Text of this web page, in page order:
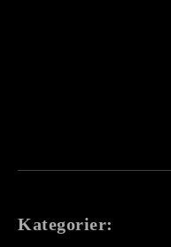
Kategorier: